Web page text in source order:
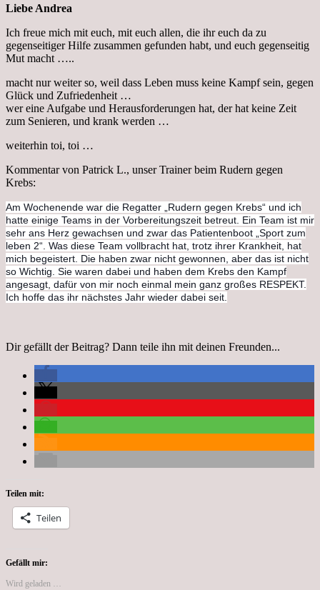
Liebe Andrea
Ich freue mich mit euch, mit euch allen, die ihr euch da zu
gegenseitiger Hilfe zusammen gefunden habt, und euch gegenseitig
Mut macht …..
macht nur weiter so, weil dass Leben muss keine Kampf sein, gegen
Glück und Zufriedenheit …
wer eine Aufgabe und Herausforderungen hat, der hat keine Zeit
zum Senieren, und krank werden …
weiterhin toi, toi …
Kommentar von Patrick L., unser Trainer beim Rudern gegen
Krebs:
Am Wochenende war die Regatter „Rudern gegen Krebs“ und ich
hatte einige Teams in der Vorbereitungszeit betreut. Ein Team ist mir
sehr ans Herz gewachsen und zwar das Patientenboot „Sport zum
leben 2“. Was diese Team vollbracht hat, trotz ihrer Krankheit, hat
mich begeistert. Die haben zwar nicht gewonnen, aber das ist nicht
so Wichtig. Sie waren dabei und haben dem Krebs den Kampf
angesagt, dafür von mir noch einmal mein ganz großes RESPEKT.
Ich hoffe das ihr nächstes Jahr wieder dabei seit.
Dir gefällt der Beitrag? Dann teile ihn mit deinen Freunden...
Teilen mit:
Teilen
Gefällt mir:
Wird geladen …